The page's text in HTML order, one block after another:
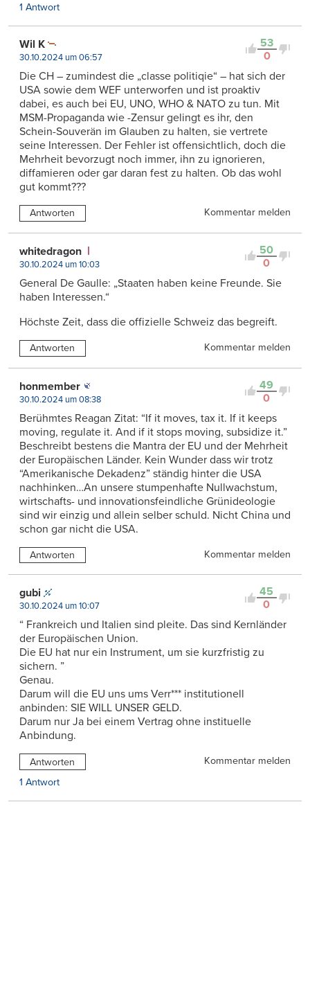
1 Antwort
53
0
Wil K
30.10.2024 um 06:57
Die CH – zumindest die „classe politiqie“ – hat sich der
USA sowie dem WEF unterworfen und ist proaktiv
dabei, es auch bei EU, UNO, WHO & NATO zu tun. Mit
MSM-Propaganda wie -Zensur gelingt es ihr, den
Schein-Souverän im Glauben zu halten, sie vertrete
seine Interessen. Der Fehler ist offensichtlich, doch die
Mehrheit bevorzugt noch immer, ihn zu ignorieren,
diffamieren oder gar daran fest zu halten. Ob das wohl
gut kommt???
Antworten Kommentar melden
50
0
whitedragon
30.10.2024 um 10:03
General De Gaulle: „Staaten haben keine Freunde. Sie
haben Interessen.“
Höchste Zeit, dass die offizielle Schweiz das begreift.
Antworten Kommentar melden
49
0
honmember
30.10.2024 um 08:38
Berühmtes Reagan Zitat: “If it moves, tax it. If it keeps
moving, regulate it. And if it stops moving, subsidize it.”
Beschreibt bestens die Mantra der EU und der Mehrheit
der Europäischen Länder. Kein Wunder dass wir trotz
“Amerikanische Dekadenz” ständig hinter die USA
nachhinken…An unsere stumpenhafte Nullwachstum,
wirtschafts- und innovationsfeindliche Grünideologie
sind wir einzig und allein selber schuld. Nicht China und
schon gar nicht die USA.
Antworten Kommentar melden
45
0
gubi
30.10.2024 um 10:07
“ Frankreich und Italien sind pleite. Das sind Kernländer
der Europäischen Union.
Die EU hat nur ein Instrument, um sie kurzfristig zu
sichern. ”
Genau.
Darum will die EU uns ums Verr*** institutionell
anbinden: SIE WILL UNSER GELD.
Darum nur Ja bei einem Vertrag ohne instituelle
Anbindung.
Antworten
Kommentar melden
1 Antwort